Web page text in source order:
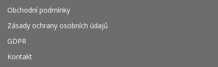
Obchodní podmínky
Zásady ochrany osobních údajů
GDPR
Kontakt